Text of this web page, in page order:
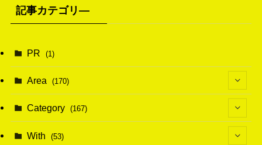
記事カテゴリ―
PR (1)
Area (170)
(1)
Category (167)
With (53)